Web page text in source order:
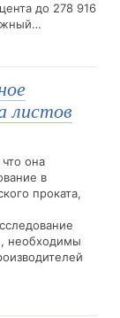
до 278 916
листов
она
в
проката,
необходимы